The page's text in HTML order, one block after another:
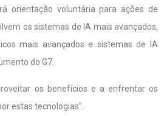
orientação voluntária para ações de
os sistemas de IA mais avançados,
mais avançados e sistemas de IA
do G7.
os benefícios e a enfrentar os
estas tecnologias”.